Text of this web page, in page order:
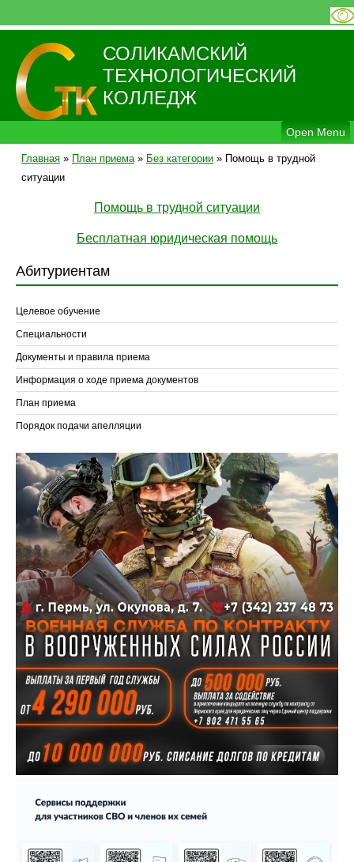
СОЛИКАМСКИЙ
ТЕХНОЛОГИЧЕСКИЙ
КОЛЛЕДЖ
Open Menu
Главная » План приема» Без категории » Помощь в трудной
ситуации
Помощь в трудной ситуации
Бесплатная юридическая помощь
Абитуриентам
Целевое обучение
Специальности
Документы и правила приема
Информация о ходе приема документов
План приема
Порядок подачи апелляции